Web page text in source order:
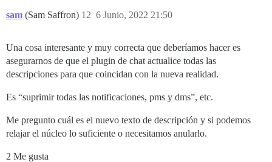
sam (Sam Saffron) 6 Junio, 2022 21:50
12
Una cosa interesante y muy correcta que deberíamos hacer es
asegurarnos de que el plugin de chat actualice todas las
descripciones para que coincidan con la nueva realidad.
Es “suprimir todas las notificaciones, pms y dms”, etc.
Me pregunto cuál es el nuevo texto de descripción y si podemos
relajar el núcleo lo suficiente o necesitamos anularlo.
2 Me gusta